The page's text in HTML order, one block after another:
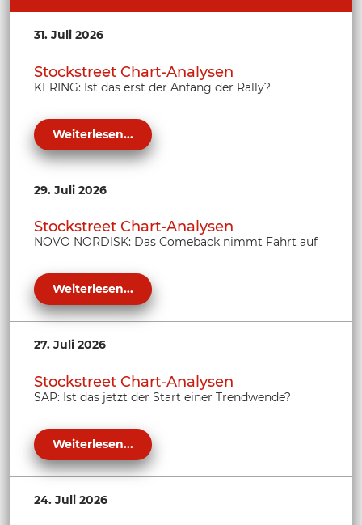
31. Juli 2026
Stockstreet Chart-Analysen
KERING: Ist das erst der Anfang der Rally?
Weiterlesen...
29. Juli 2026
Stockstreet Chart-Analysen
NOVO NORDISK: Das Comeback nimmt Fahrt auf
Weiterlesen...
27. Juli 2026
Stockstreet Chart-Analysen
SAP: Ist das jetzt der Start einer Trendwende?
Weiterlesen...
24. Juli 2026